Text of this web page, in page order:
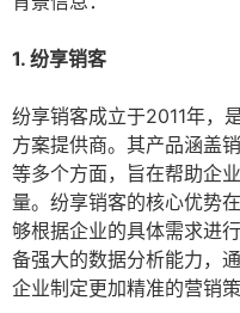
1. 纷享销客
纷享销客成立于2011年，
方案提供商。其产品涵盖
等多个方面，旨在帮助企
量。纷享销客的核心优势
够根据企业的具体需求进
备强大的数据分析能力，
企业制定更加精准的营销策